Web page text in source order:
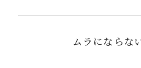
ムラにならな